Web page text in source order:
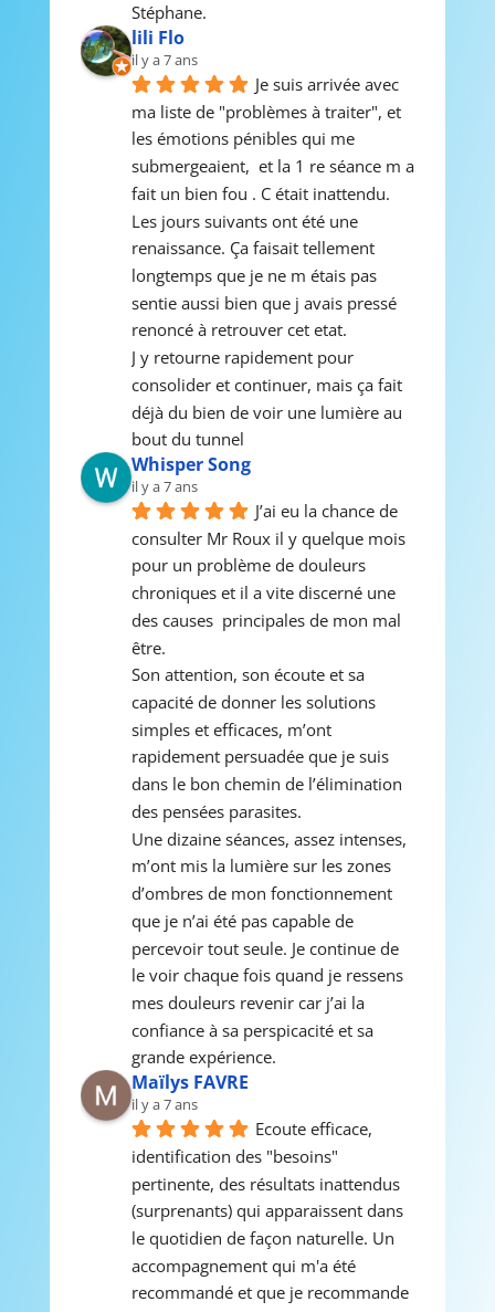
Stéphane.
lili Flo
il y a 7 ans
Je suis arrivée avec
ma liste de "problèmes à traiter", et
les émotions pénibles qui me
submergeaient,  et la 1 re séance m a
fait un bien fou . C était inattendu.
Les jours suivants ont été une
renaissance. Ça faisait tellement
longtemps que je ne m étais pas
sentie aussi bien que j avais pressé
renoncé à retrouver cet etat.
J y retourne rapidement pour
consolider et continuer, mais ça fait
déjà du bien de voir une lumière au
bout du tunnel
Whisper Song
il y a 7 ans
J’ai eu la chance de
consulter Mr Roux il y quelque mois
pour un problème de douleurs
chroniques et il a vite discerné une
des causes  principales de mon mal
être.
Son attention, son écoute et sa
capacité de donner les solutions
simples et efficaces, m’ont
rapidement persuadée que je suis
dans le bon chemin de l’élimination
des pensées parasites.
Une dizaine séances, assez intenses,
m’ont mis la lumière sur les zones
d’ombres de mon fonctionnement
que je n’ai été pas capable de
percevoir tout seule. Je continue de
le voir chaque fois quand je ressens
mes douleurs revenir car j’ai la
confiance à sa perspicacité et sa
grande expérience.
Maïlys FAVRE
il y a 7 ans
Ecoute efficace,
identification des "besoins"
pertinente, des résultats inattendus
(surprenants) qui apparaissent dans
le quotidien de façon naturelle. Un
accompagnement qui m'a été
recommandé et que je recommande